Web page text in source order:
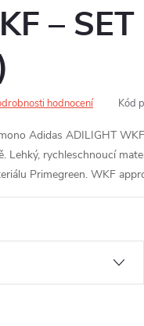
–
hodnocení Kód
Adidas ADILIGHT
Lehký, rychleschnoucí
Primegreen. WKF